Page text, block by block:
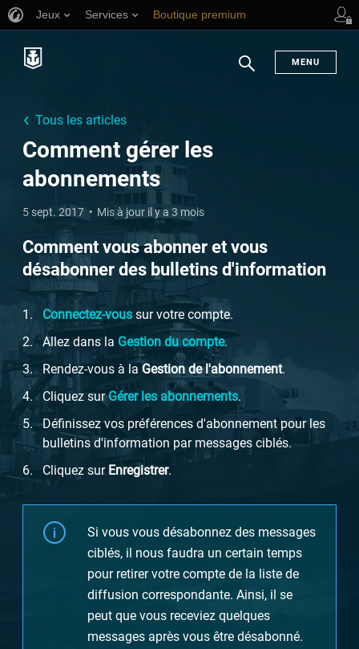
Jeux Services Boutique premium
Chercher
MENU
Tous les articles
Comment gérer les
abonnements
5 sept. 2017 Mis à jour il y a 3 mois
Comment vous abonner et vous
désabonner des bulletins d'information
Connectez-vous sur votre compte.
Allez dans la Gestion du compte.
Rendez-vous à la Gestion de l'abonnement.
Cliquez surGérer les abonnements.
Définissez vos préférences d'abonnement pour les
bulletins d'information par messages ciblés.
Cliquez sur Enregistrer.
Si vous vous désabonnez des messages
ciblés, il nous faudra un certain temps
pour retirer votre compte de la liste de
diffusion correspondante. Ainsi, il se
peut que vous receviez quelques
messages après vous être désabonné.